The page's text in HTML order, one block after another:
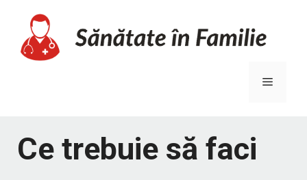
conținut
Meniu
Ce trebuie să faci